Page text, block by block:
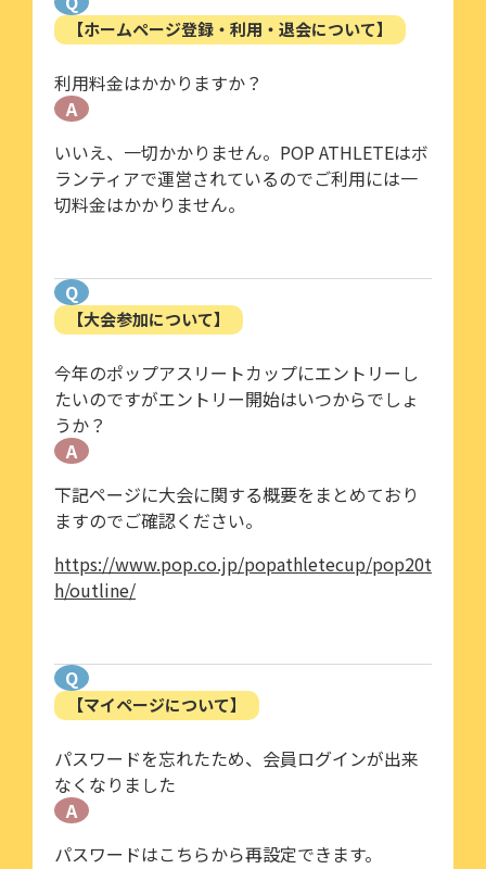
【ホームページ登録・利用・退会について】
利用料金はかかりますか？
A
いいえ、一切かかりません。POP ATHLETEはボ
ランティアで運営されているのでご利用には一
切料金はかかりません。
Q
【大会参加について】
今年のポップアスリートカップにエントリーし
たいのですがエントリー開始はいつからでしょ
うか？
A
下記ページに大会に関する概要をまとめており
ますのでご確認ください。
https://www.pop.co.jp/popathletecup/pop20t
h/outline/
Q
【マイページについて】
パスワードを忘れたため、会員ログインが出来
なくなりました
A
パスワードはこちらから再設定できます。